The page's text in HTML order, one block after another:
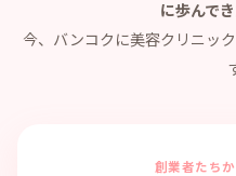
に歩んで
今、バンコクに美容クリニッ
創業者たち